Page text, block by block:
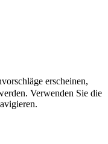
erscheinen,
Verwenden Sie die